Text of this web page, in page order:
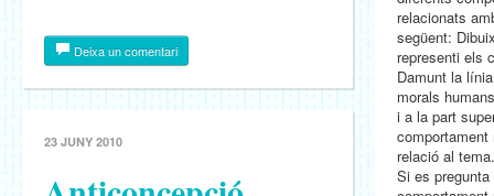
Deixa un comentari
23 JUNY 2010
relacionats
següent:
representi els
Damunt la
morals
i a la part
relació al tema.
Si es